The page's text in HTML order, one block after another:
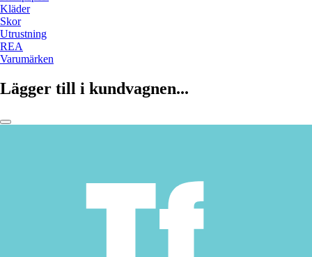
Kläder
Skor
Utrustning
REA
Varumärken
Lägger till i kundvagnen...